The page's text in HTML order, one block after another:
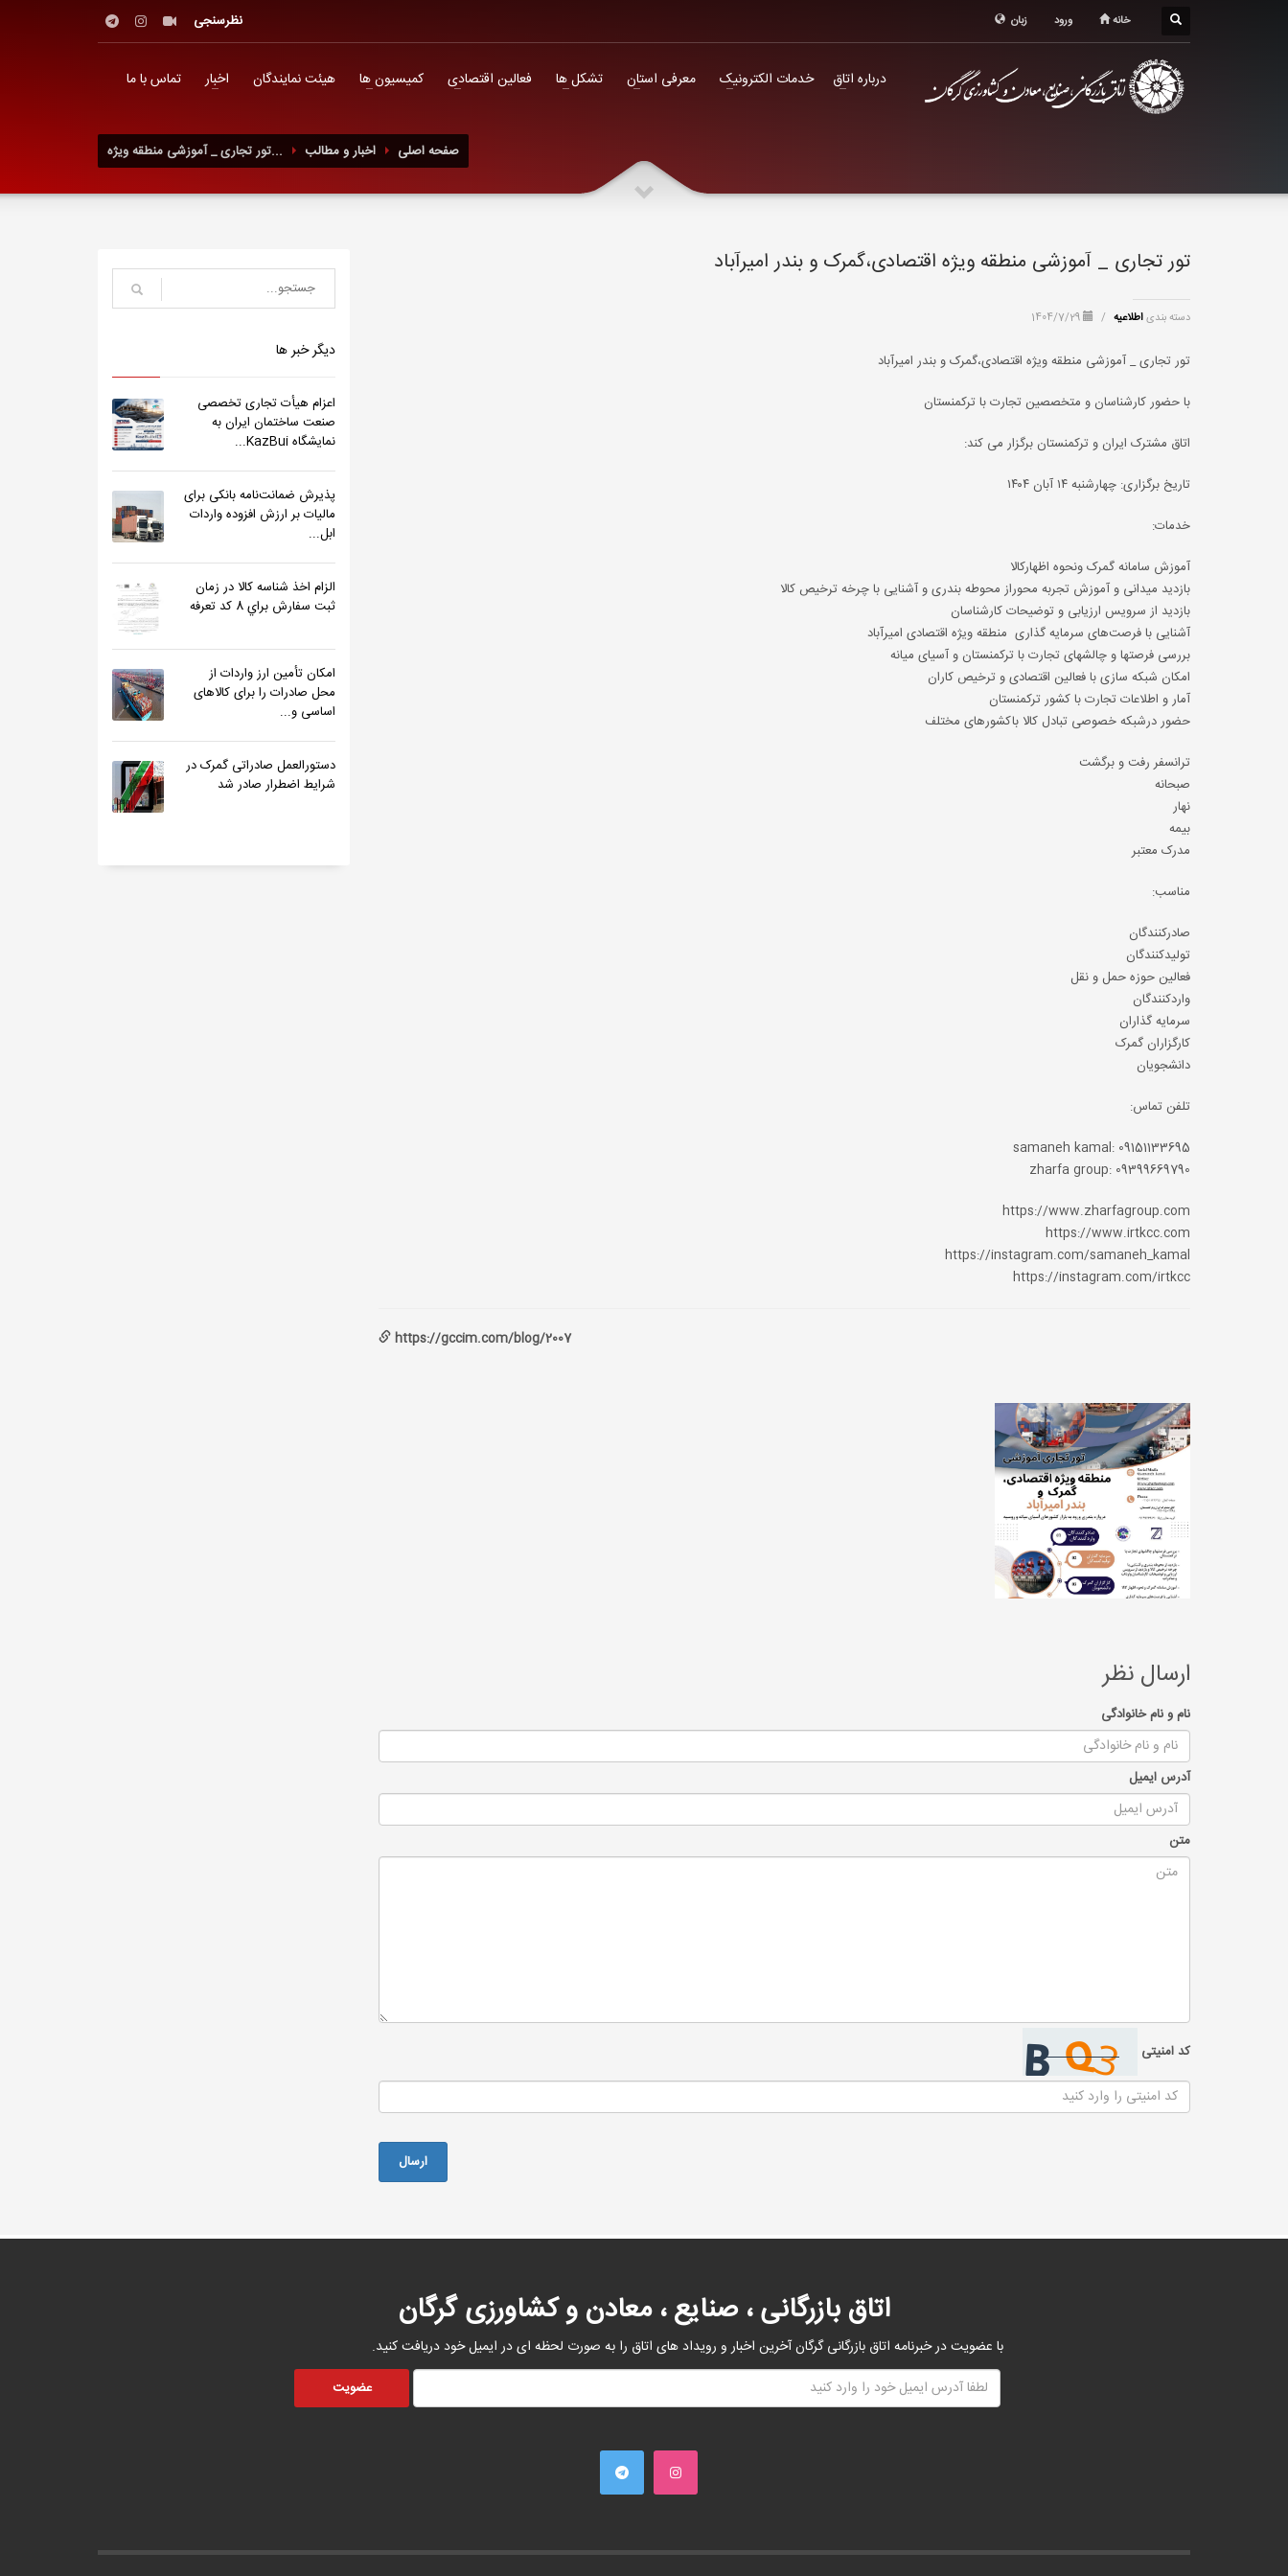
درباره اتاق
خدمات الکترونیک
معرفی استان
تشکل ها
ورود خانه زبان نظرسنجی
درباره اتاق خدمات الکترونیک معرفی استان تشکل ها فعالین اقتصادی کمیسیون ها هیئت نمایندگان اخبار تماس با ما
تور تجاری _ آموزشی منطقه ویژه... اخبار و مطالب صفحه اصلی
دیگر خبر ها
اعزام هیأت تجاری تخصصی
صنعت ساختمان ایران به
نمایشگاه KazBui...
پذیرش ضمانت‌نامه بانکی برای
مالیات بر ارزش افزوده واردات
ابل...
الزام اخذ شناسه كالا در زمان
ثبت سفارش براي 8 كد تعرفه
امکان تأمین ارز واردات از
محل صادرات را برای کالاهای
اساسی و...
دستورالعمل صادراتی گمرک در
شرایط اضطرار صادر شد
تور تجاری _ آموزشی منطقه ویژه اقتصادی،گمرک و بندر امیرآباد
دسته بندیاطلاعیه /
تور تجاری _ آموزشی منطقه ویژه اقتصادی،گمرک و بندر امیرآباد
با حضور کارشناسان و متخصصین تجارت با ترکمنستان
اتاق مشترک ایران و ترکمنستان برگزار می کند:
تاریخ برگزاری: چهارشنبه ۱۴ آبان ۱۴۰۴
خدمات:
آموزش سامانه گمرک ونحوه اظهارکالا
بازدید میدانی و آموزش تجربه محوراز محوطه بندری و آشنایی با چرخه ترخیص کالا
بازدید از سرویس ارزیابی و توضیحات کارشناسان
آشنایی با فرصت‌های سرمایه گذاری منطقه ویژه اقتصادی اميرآباد
بررسی فرصتها و چالشهای تجارت با ترکمنستان و آسیای میانه
امکان شبکه سازی با فعالین اقتصادی و ترخیص کاران
آمار و اطلاعات تجارت با کشور ترکمنستان
حضور درشبکه خصوصی تبادل کالا باکشورهای مختلف
ترانسفر رفت و برگشت
صبحانه
نهار
بیمه
مدرک معتبر
مناسب:
صادرکنندگان
تولیدکنندگان
فعالین حوزه حمل و نقل
واردکنندگان
سرمایه گذاران
کارگزاران گمرک
دانشجویان
تلفن تماس:
samaneh kamal: 09151133695
zharfa group: 09399669790
https://www.zharfagroup.com
https://www.irtkcc.com
https://instagram.com/samaneh_kamal
https://instagram.com/irtkcc
https://gccim.com/blog/2007
ارسال نظر
نام و نام خانوادگی
آدرس ایمیل
متن
کد امنیتی
اتاق بازرگانی ، صنایع ، معادن و کشاورزی گرگان
با عضویت در خبرنامه اتاق بازرگانی گرگان آخرین اخبار و رویداد های اتاق را به صورت لحظه ای در ایمیل خود دریافت کنید.